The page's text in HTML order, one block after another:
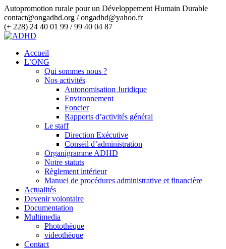
Autopromotion rurale pour un Développement Humain Durable
contact@ongadhd.org / ongadhd@yahoo.fr
(+ 228) 24 40 01 99 / 99 40 04 87
Accueil
L’ONG
Qui sommes nous ?
Nos activités
Autonomisation Juridique
Environnement
Foncier
Rapports d’activités général
Le staff
Direction Exécutive
Conseil d’administration
Organigramme ADHD
Notre statuts
Règlement intérieur
Manuel de procédures administrative et financière
Actualités
Devenir volontaire
Documentation
Multimedia
Photothèque
videothèque
Contact